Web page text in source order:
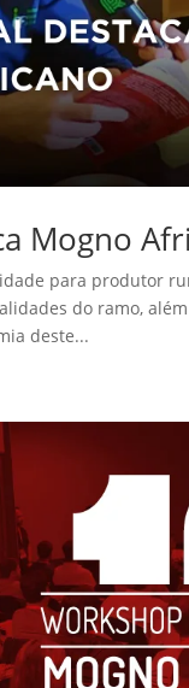
Mogno
para produtor
do ramo,
deste...